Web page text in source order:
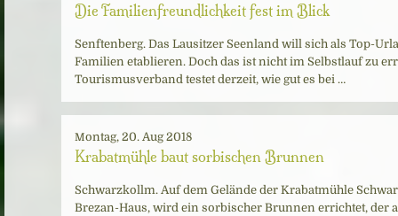
Die Familienfreundlichkeit fest im Blick
Senftenberg. Das Lausitzer Seenland will sich als Top-
Familien etablieren. Doch das ist nicht im Selbstlauf zu
Tourismusverband testet derzeit, wie gut es bei …
Montag, 20. Aug 2018
Krabatmühle baut sorbischen Brunnen
Schwarzkollm. Auf dem Gelände der Krabatmühle
Brezan-Haus, wird ein sorbischer Brunnen errichtet, der